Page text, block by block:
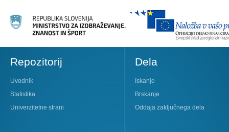
Repozitorij
Uvodnik
Statistika
Univerzitetne strani
Dela
Iskanje
Brskanje
Oddaja zaključnega dela